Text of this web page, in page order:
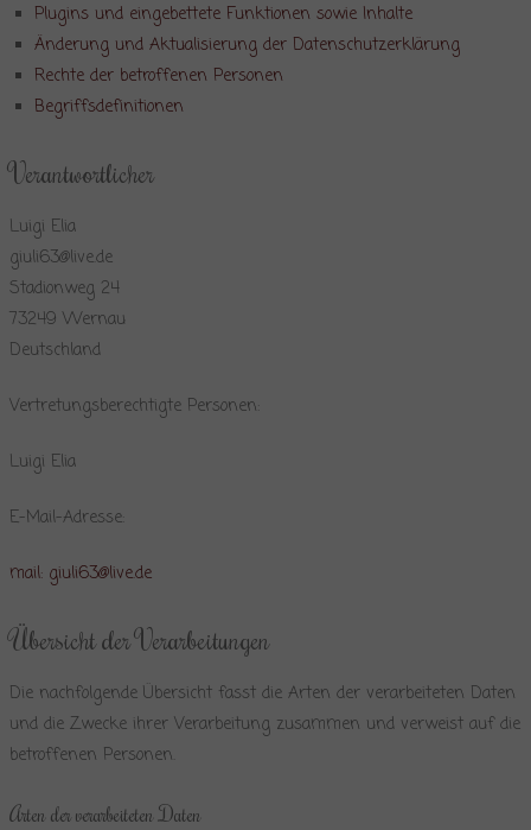
Plugins und eingebettete Funktionen sowie Inhalte
Änderung und Aktualisierung der Datenschutzerklärung
Rechte der betroffenen Personen
Begriffsdefinitionen
Verantwortlicher
Luigi Elia
giuli63@live.de
Stadionweg 24
73249 Wernau
Deutschland
Vertretungsberechtigte Personen:
Luigi Elia
E-Mail-Adresse:
mail: giuli63@live.de
Übersicht der Verarbeitungen
Die nachfolgende Übersicht fasst die Arten der verarbeiteten Daten
und die Zwecke ihrer Verarbeitung zusammen und verweist auf die
betroffenen Personen.
Arten der verarbeiteten Daten